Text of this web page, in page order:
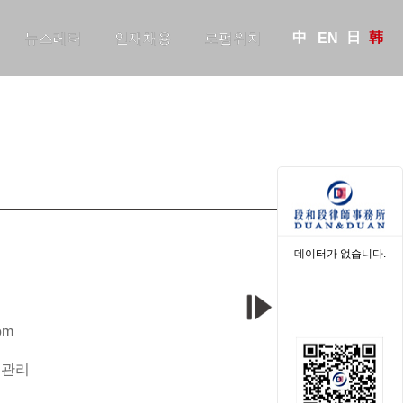
뉴스레터 인재채용 로펌위치 EN
中 日 韩
리
데이터가 없습니다.